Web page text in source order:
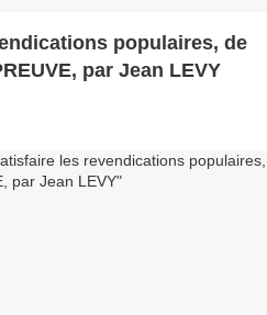
populaires, de
par Jean LEVY